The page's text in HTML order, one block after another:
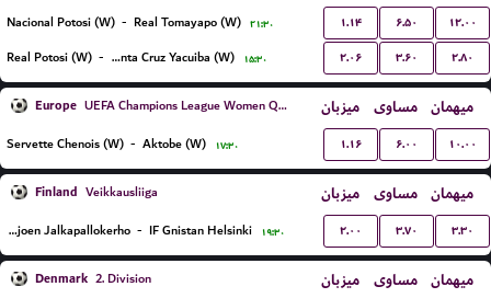
Nacional Potosi (W) - Real Tomayapo (W) ۲۱:۳۰ ۱.۱۴ ۶.۵۰ ۱۲.۰۰
Real Potosi (W) - Real Santa Cruz Yacuiba (W) ۱۵:۳۰ ۲.۰۶ ۳.۶۰ ۲.۸۰
Europe UEFA Champions League Women Qualification میزبان مساوی میهمان
Servette Chenois (W) - Aktobe (W) ۱۷:۳۰ ۱.۱۶ ۶.۰۰ ۱۰.۰۰
Finland Veikkausliiga میزبان مساوی میهمان
Seinajoen Jalkapallokerho - IF Gnistan Helsinki ۱۹:۳۰ ۲.۰۰ ۳.۷۰ ۳.۳۰
Denmark 2. Division میزبان مساوی میهمان